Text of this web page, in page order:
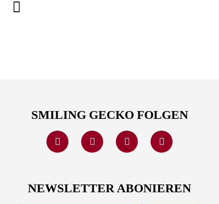
SMILING GECKO FOLGEN
NEWSLETTER ABONIEREN